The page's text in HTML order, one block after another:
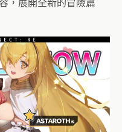
，展開全新的冒險篇